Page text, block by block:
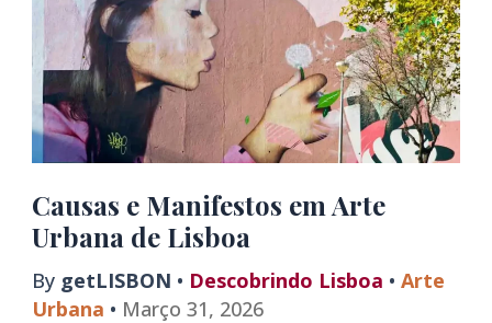
Lisboa
Causas e Manifestos em Arte
Urbana de Lisboa
By getLISBON • Descobrindo Lisboa • Arte
Urbana • Março 31, 2026